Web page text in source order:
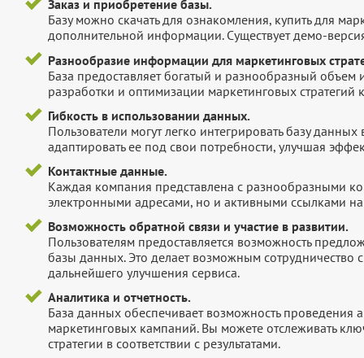
Заказ и приобретение базы.
Базу можно скачать для ознакомления, купить для
дополнительной информации. Существует демо-
Разнообразие информации для маркетинговых
База предоставляет богатый и разнообразный
разработки и оптимизации маркетинговых стратегий
Гибкость в использовании данных.
Пользователи могут легко интегрировать базу
адаптировать ее под свои потребности, улучшая
Контактные данные.
Каждая компания представлена с разнообразными
электронными адресами, но и активными ссылками
Возможность обратной связи и участие в развитии.
Пользователям предоставляется возможность
базы данных. Это делает возможным сотрудничество
дальнейшего улучшения сервиса.
Аналитика и отчетность.
База данных обеспечивает возможность проведения
маркетинговых кампаний. Вы можете отслеживать
стратегии в соответствии с результатами.